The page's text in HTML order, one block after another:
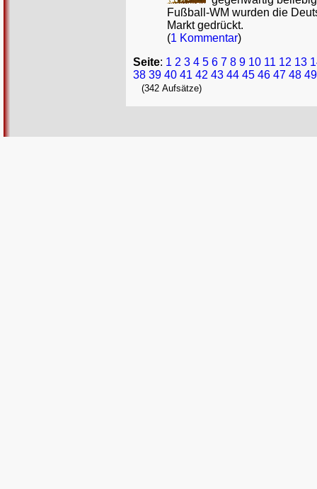
Fußball-WM wurden die
Markt gedrückt.
(1 Kommentar)
Seite: 1 2 3 4 5 6 7 8 9 10 11 12 13
38 39 40 41 42 43 44 45 46 47 48 49
(342 Aufsätze)